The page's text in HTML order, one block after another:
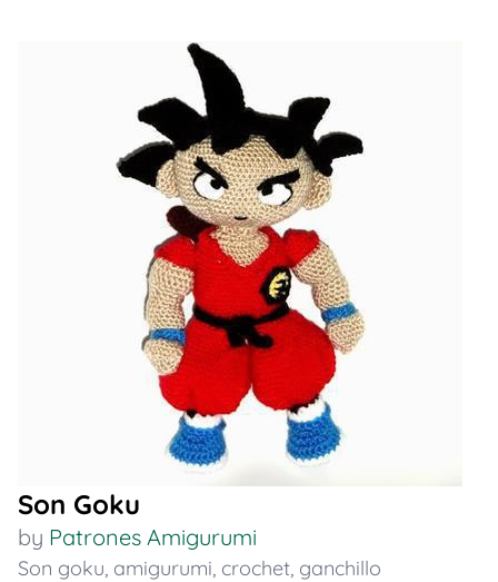
Son Goku
by Patrones Amigurumi
Son goku, amigurumi, crochet, ganchillo